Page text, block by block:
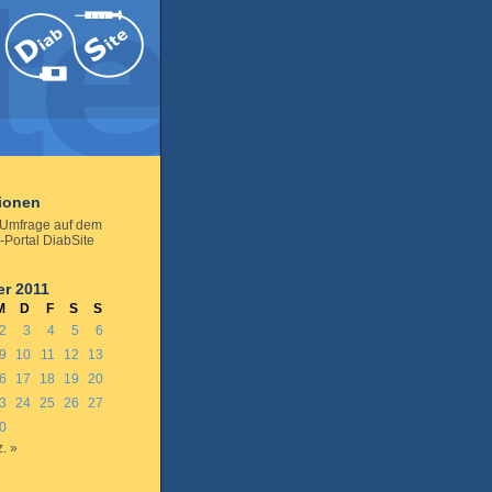
auf dem
Portal DiabSite
2011
D F S
S
2 3 4 5
6
9 10 11 12
13
17 18 19
20
24 25 26
27
»